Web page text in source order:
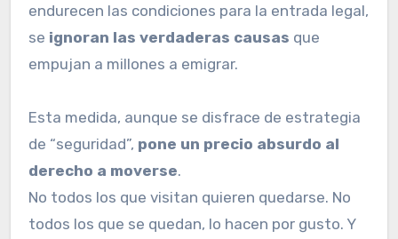
endurecen las condiciones para la entrada legal,
se ignoran las verdaderas causas que
empujan a millones a emigrar.
Esta medida, aunque se disfrace de estrategia
de “seguridad”, pone un precio absurdo al
derecho a moverse.
No todos los que visitan quieren quedarse. No
todos los que se quedan, lo hacen por gusto. Y